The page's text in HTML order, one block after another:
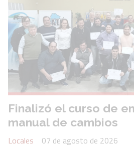
Finalizó el curso de
manual de cambios
Locales
07 de agosto de 2026